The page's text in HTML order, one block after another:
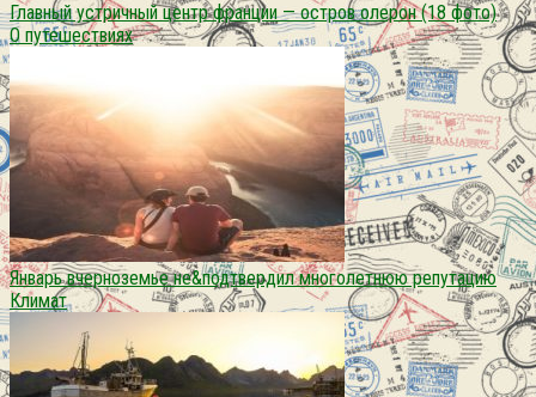
Главный устричный центр франции — остров олерон (18 фото)
О путешествиях
Январь вчерноземье не&подтвердил многолетнюю репутацию
Климат